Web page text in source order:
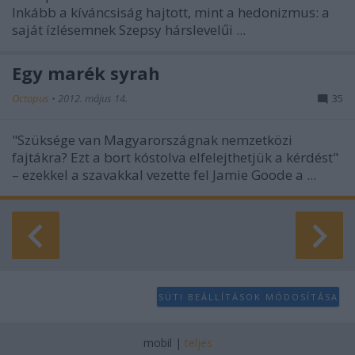
user protection.
Inkább a kíváncsiság hajtott, mint a hedonizmus: a
saját ízlésemnek Szepsy hárslevelűi ...
Egy marék syrah
Octopus • 2012. május 14. 35
"Szüksége van Magyarországnak nemzetközi
fajtákra? Ezt a bort kóstolva elfelejthetjük a kérdést"
– ezekkel a szavakkal vezette fel Jamie Goode a ...
SÜTI BEÁLLÍTÁSOK MÓDOSÍTÁSA
mobil | teljes